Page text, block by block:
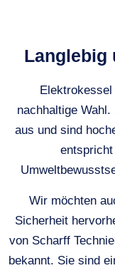
Langlebig
nachhaltige
aus und sind
Wir möchten
Sicherheit
von Scharff
bekannt. Sie sind